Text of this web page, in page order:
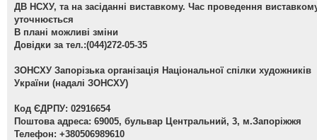
ДВ НСХУ, та на засіданні виставкому. Час проведення
уточнюється
В плані можливі зміни
Довідки за тел.:(044)272-05-35
ЗОНСХУ Запорізька організація Національної спілки художників
України (надалі ЗОНСХУ)
Код ЄДРПУ: 02916654
Поштова адреса: 69005, бульвар Центральний, 3, м.Запоріжжя
Телефон: +380506989610